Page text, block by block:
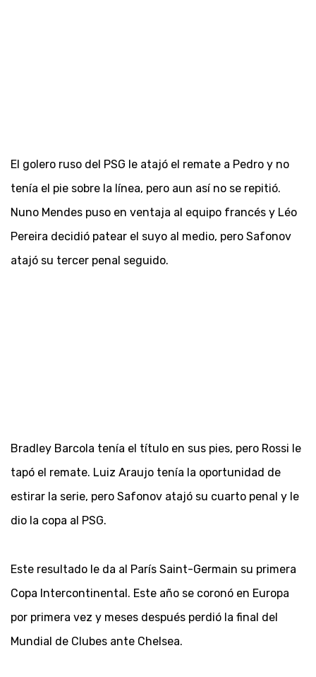
El golero ruso del PSG le atajó el remate a Pedro y no
tenía el pie sobre la línea, pero aun así no se repitió.
Nuno Mendes puso en ventaja al equipo francés y Léo
Pereira decidió patear el suyo al medio, pero Safonov
atajó su tercer penal seguido.
Bradley Barcola tenía el título en sus pies, pero Rossi le
tapó el remate. Luiz Araujo tenía la oportunidad de
estirar la serie, pero Safonov atajó su cuarto penal y le
dio la copa al PSG.
Este resultado le da al París Saint-Germain su primera
Copa Intercontinental. Este año se coronó en Europa
por primera vez y meses después perdió la final del
Mundial de Clubes ante Chelsea.